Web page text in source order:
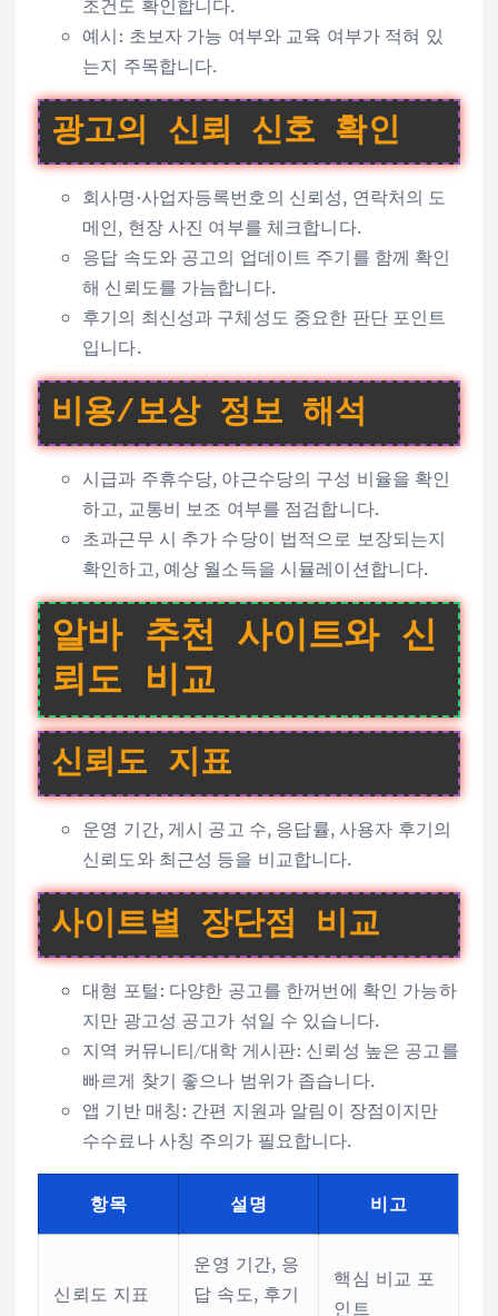
조건도 확인합니다.
예시: 초보자 가능 여부와 교육 여부가 적혀 있
는지 주목합니다.
광고의 신뢰 신호 확인
회사명·사업자등록번호의 신뢰성, 연락처의 도
메인, 현장 사진 여부를 체크합니다.
응답 속도와 공고의 업데이트 주기를 함께 확인
해 신뢰도를 가늠합니다.
후기의 최신성과 구체성도 중요한 판단 포인트
입니다.
비용/보상 정보 해석
시급과 주휴수당, 야근수당의 구성 비율을 확인
하고, 교통비 보조 여부를 점검합니다.
초과근무 시 추가 수당이 법적으로 보장되는지
확인하고, 예상 월소득을 시뮬레이션합니다.
알바 추천 사이트와 신
뢰도 비교
신뢰도 지표
운영 기간, 게시 공고 수, 응답률, 사용자 후기의
신뢰도와 최근성 등을 비교합니다.
사이트별 장단점 비교
대형 포털: 다양한 공고를 한꺼번에 확인 가능하
지만 광고성 공고가 섞일 수 있습니다.
지역 커뮤니티/대학 게시판: 신뢰성 높은 공고를
빠르게 찾기 좋으나 범위가 좁습니다.
앱 기반 매칭: 간편 지원과 알림이 장점이지만
수수료나 사칭 주의가 필요합니다.
항목 설명 비고
신뢰도 지표
운영 기간, 응
답 속도, 후기
핵심 비교 포
인트